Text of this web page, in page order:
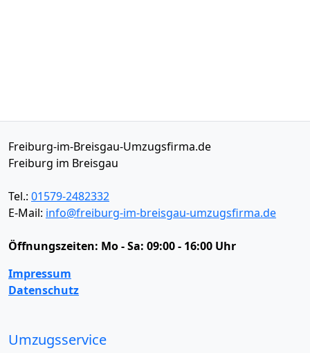
Freiburg-im-Breisgau-Umzugsfirma.de
Freiburg im Breisgau
Tel.: 01579-2482332
E-Mail: info@freiburg-im-breisgau-umzugsfirma.de
Öffnungszeiten: Mo - Sa: 09:00 - 16:00 Uhr
Impressum
Datenschutz
Umzugsservice